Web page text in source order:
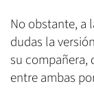
No obstante, a
dudas la
su compañera,
entre ambas